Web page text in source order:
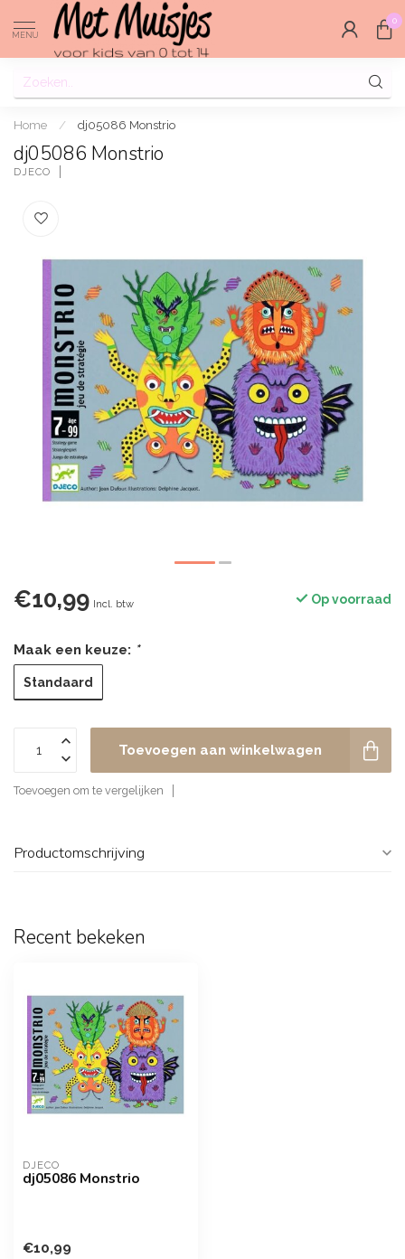
MENU
0
Home / dj05086 Monstrio
dj05086 Monstrio
DJECO
€10,99 Incl. btw Op voorraad
Maak een keuze: *
Standaard
Toevoegen aan winkelwagen
Toevoegen om te vergelijken
Productomschrijving
Recent bekeken
DJECO
dj05086 Monstrio
€10,99